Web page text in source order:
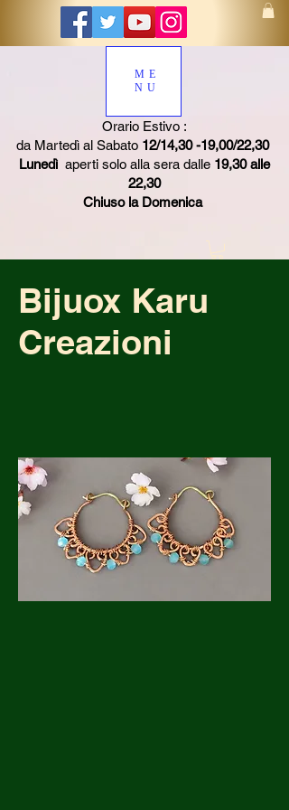
ME
NU
Orario Estivo :
da Martedì al Sabato 12/14,30 -19,00/22,30
Lunedì aperti solo alla sera dalle 19,30 alle
22,30
Chiuso la Domenica
Bijuox Karu
Creazioni